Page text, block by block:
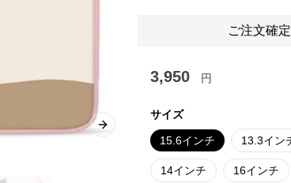
Next slide
ご注文確
3,950 円
サイズ
15.6インチ 13.3イン
14インチ 16インチ